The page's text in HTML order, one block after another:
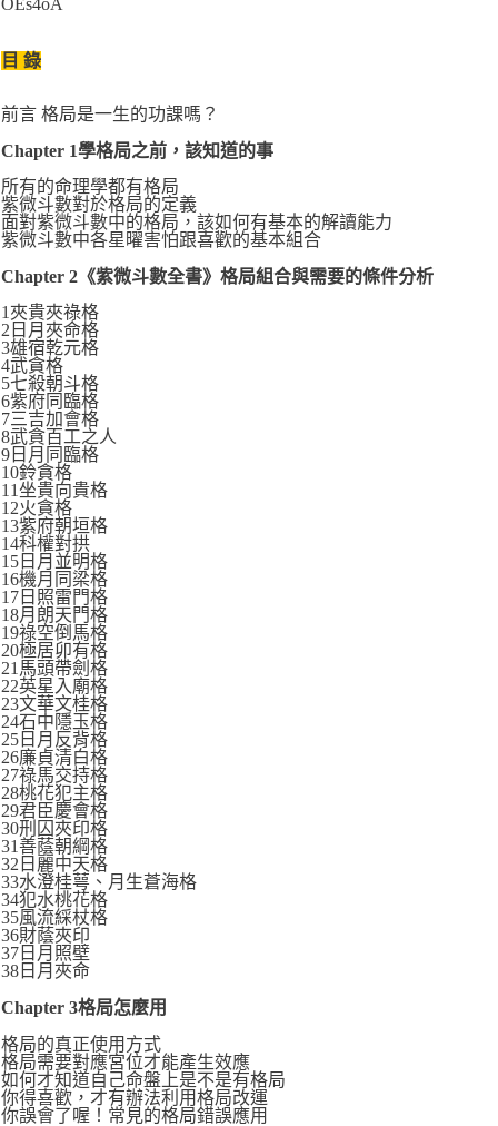
OEs4oA
目 錄
前言 格局是一生的功課嗎？
Chapter 1學格局之前，該知道的事
所有的命理學都有格局
紫微斗數對於格局的定義
面對紫微斗數中的格局，該如何有基本的解讀能力
紫微斗數中各星曜害怕跟喜歡的基本組合
Chapter 2《紫微斗數全書》格局組合與需要的條件分析
1夾貴夾祿格
2日月夾命格
3雄宿乾元格
4武貪格
5七殺朝斗格
6紫府同臨格
7三吉加會格
8武貪百工之人
9日月同臨格
10鈴貪格
11坐貴向貴格
12火貪格
13紫府朝垣格
14科權對拱
15日月並明格
16機月同梁格
17日照雷門格
18月朗天門格
19祿空倒馬格
20極居卯有格
21馬頭帶劍格
22英星入廟格
23文華文桂格
24石中隱玉格
25日月反背格
26廉貞清白格
27祿馬交持格
28桃花犯主格
29君臣慶會格
30刑囚夾印格
31善蔭朝綱格
32日麗中天格
33水澄桂萼、月生蒼海格
34犯水桃花格
35風流綵杖格
36財蔭夾印
37日月照壁
38日月夾命
Chapter 3格局怎麼用
格局的真正使用方式
格局需要對應宮位才能產生效應
如何才知道自己命盤上是不是有格局
你得喜歡，才有辦法利用格局改運
你誤會了喔！常見的格局錯誤應用